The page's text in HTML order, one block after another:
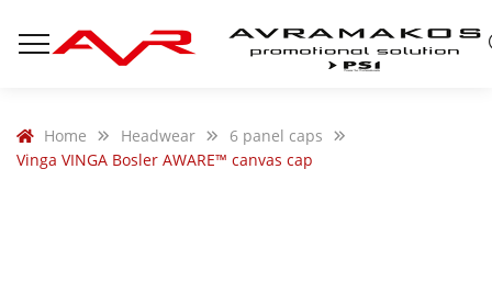
Home Headwear
6 panel caps
Vinga VINGA Bosler AWARE™ canvas cap